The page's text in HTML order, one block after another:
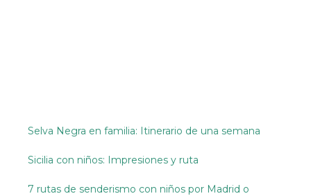
Selva Negra en familia: Itinerario de una semana
Sicilia con niños: Impresiones y ruta
7 rutas de senderismo con niños por Madrid o